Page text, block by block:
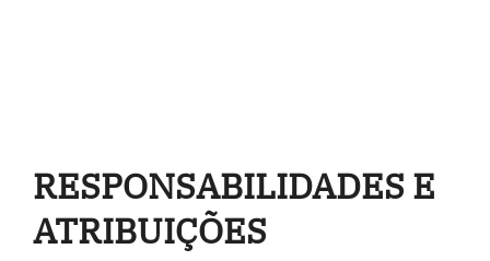
RESPONSABILIDADES E
ATRIBUIÇÕES